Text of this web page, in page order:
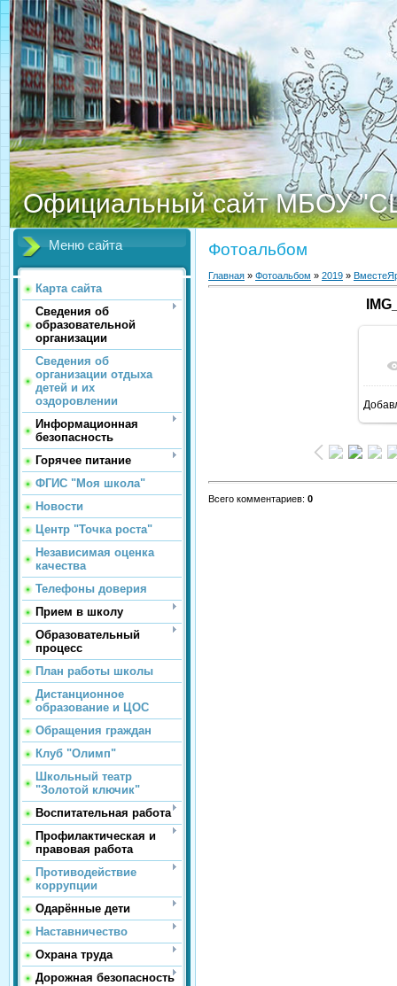
Официальный сайт МБОУ
Меню сайта
Карта сайта
Сведения об
образовательной
организации
Сведения об
организации отдыха
детей и их
оздоровлении
Информационная
безопасность
Горячее питание
ФГИС "Моя школа"
Новости
Центр "Точка роста"
Независимая оценка
качества
Телефоны доверия
Прием в школу
Образовательный
процесс
План работы школы
Дистанционное
образование и ЦОС
Обращения граждан
Клуб "Олимп"
Школьный театр
"Золотой ключик"
Воспитательная работа
Профилактическая и
правовая работа
Противодействие
коррупции
Одарённые дети
Наставничество
Охрана труда
Дорожная безопасность
Фотоальбом
Главная » Фотоальбом » 2019 »
Всего комментариев: 0